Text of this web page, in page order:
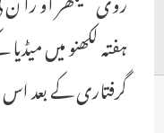
ہفتہ لکھنو میں
گرفتاری کے بعد